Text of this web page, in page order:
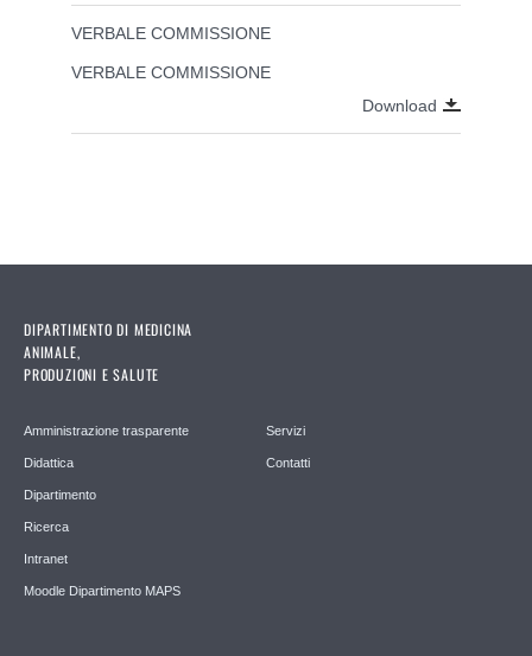
VERBALE COMMISSIONE
VERBALE COMMISSIONE
Download
DIPARTIMENTO DI MEDICINA
ANIMALE,
PRODUZIONI E SALUTE
Amministrazione trasparente
Didattica
Dipartimento
Ricerca
Intranet
Moodle Dipartimento MAPS
Servizi
Contatti